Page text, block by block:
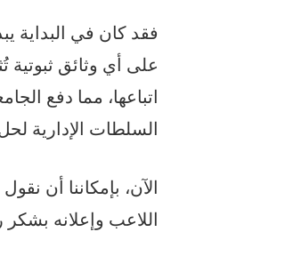
فقد كان في البداية
على أي وثائق
اتباعها، مما دفع
السلطات الإدارية
الآن، بإمكاننا أن
اللاعب وإعلانه